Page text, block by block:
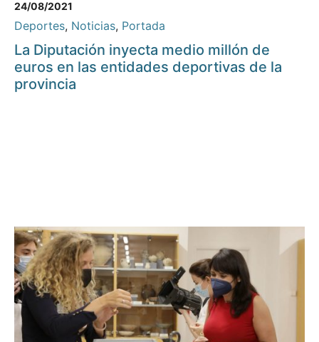
24/08/2021
Deportes, Noticias, Portada
La Diputación inyecta medio millón de
euros en las entidades deportivas de la
provincia